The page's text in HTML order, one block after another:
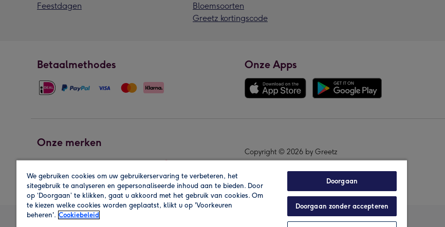
Feestdagen
Bloemsoorten
Greetz kortingscode
Betaalmethodes Onze Apps
Onze merken
Copyright © 2026 by Greetz
We gebruiken cookies om uw gebruikerservaring te verbeteren, het
sitegebruik te analyseren en gepersonaliseerde inhoud aan te bieden. Door
op ‘Doorgaan’ te klikken, gaat u akkoord met het gebruik van cookies. Om
te kiezen welke cookies worden geplaatst, klikt u op 'Voorkeuren
beheren'. Cookiebeleid
Doorgaan
Doorgaan zonder accepteren